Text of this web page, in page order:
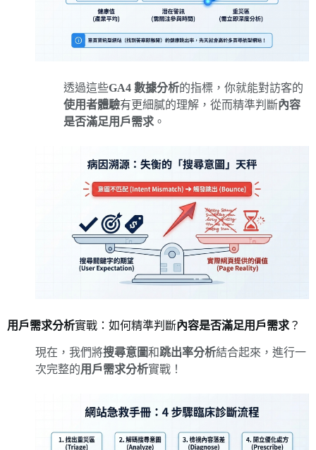
透過這些GA4 數據分析的指標，你就能對訪客的
使用者體驗有更細膩的理解，從而精準判斷內容
是否滿足用戶需求 。
用戶需求分析實戰：如何精準判斷內容是否滿足用戶需求 ？
現在，我們將搜尋意圖和跳出率分析結合起來，進行一
次完整的用戶需求分析實戰！